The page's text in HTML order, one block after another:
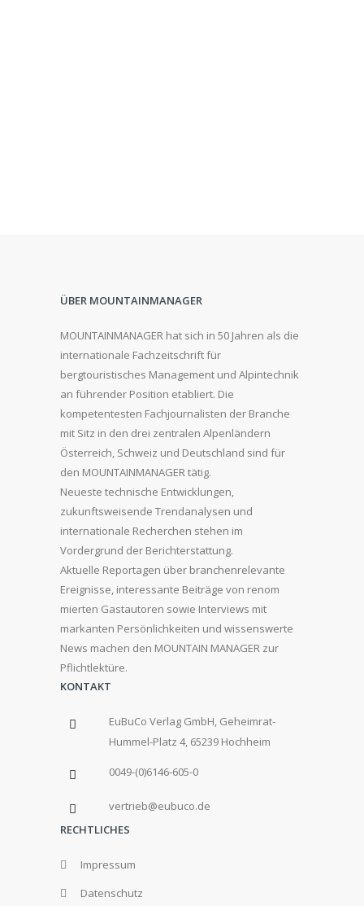
ÜBER MOUNTAINMANAGER
MOUNTAINMANAGER hat sich in 50 Jahren als die
internationale Fachzeitschrift für
bergtouristisches Management und Alpintechnik
an führender Position etabliert. Die
kompetentesten Fachjournalisten der Branche
mit Sitz in den drei zentralen Alpenländern
Österreich, Schweiz und Deutschland sind für
den MOUNTAINMANAGER tätig.
Neueste technische Entwicklungen,
zukunftsweisende Trendanalysen und
internationale Recherchen stehen im
Vordergrund der Berichterstattung.
Aktuelle Reportagen über branchenrelevante
Ereignisse, interessante Beiträge von renom
mierten Gastautoren sowie Interviews mit
markanten Persönlichkeiten und wissenswerte
News machen den MOUNTAIN MANAGER zur
Pflichtlektüre.
KONTAKT
EuBuCo Verlag GmbH, Geheimrat-
Hummel-Platz 4, 65239 Hochheim
0049-(0)6146-605-0
vertrieb@eubuco.de
RECHTLICHES
Impressum
Datenschutz